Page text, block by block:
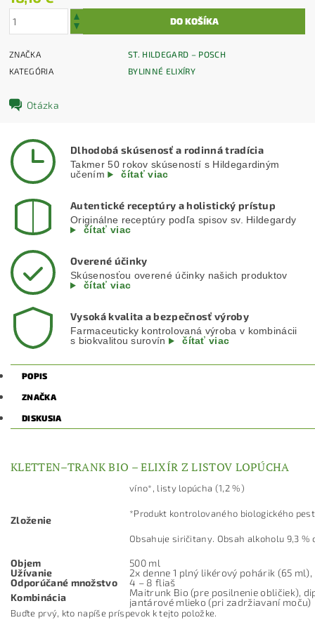
ZNAČKA
ST. HILDEGARD – POSCH
KATEGÓRIA
BYLINNÉ ELIXÍRY
Otázka
Dlhodobá skúsenosť a rodinná tradícia
Takmer 50 rokov skúseností s Hildegardiným
učením
čítať viac
Autentické receptúry a holistický prístup
Originálne receptúry podľa spisov sv. Hildegardy
čítať viac
Overené účinky
Skúsenosťou overené účinky našich produktov
čítať viac
Vysoká kvalita a bezpečnosť výroby
Farmaceuticky kontrolovaná výroba v kombinácii
s biokvalitou surovín
čítať viac
POPIS
ZNAČKA
DISKUSIA
KLETTEN–TRANK BIO – ELIXÍR Z LISTOV LOPÚCHA
Zloženie
víno*, listy lopúcha (1,2 %)
*Produkt kontrolovaného biologického
Obsahuje siričitany. Obsah alkoholu 9,3 %
Objem
500 ml
Užívanie
2x denne 1 plný likérový pohárik (65
Odporúčané množstvo
4 – 8 fliaš
Kombinácia
Maitrunk Bio (pre posilnenie obličiek),
jantárové mlieko (pri zadržiavaní moču)
Buďte prvý, kto napíše príspevok k tejto položke.